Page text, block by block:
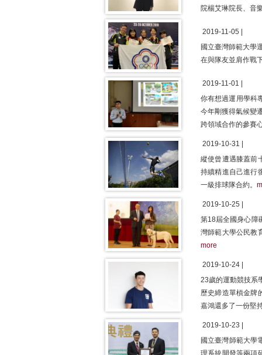
院楊艾琳院長、音
2019-11-05 |
國立臺灣師範大學
在與隊友並肩作戰
2019-11-01 |
你有想過運用學科
今年剛獲得氣候變
跨領域合作的參賽
2019-10-31 |
縱使曾遭遇膝蓋前
持續精進自己進行
一級排球隊合約。
2019-10-25 |
第18屆全國身心障
灣師範大學公民教
more
2019-10-24 |
23歲的運動競技系
歷史締造單槓金牌
嘉鴻還多了一份堅
2019-10-23 |
國立臺灣師範大學
理系統開發等兩項